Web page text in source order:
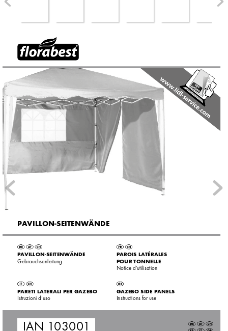
IAN 103001
PAVILLON-SEITENWÄNDE
PAVILLON-SEITENWÄNDE
Gebrauchsanleitung
PARETI LATERALI PER GAZEBO
Istruzioni d‘uso
PAROIS LATÉRALES
POUR TONNELLE
Notice d’utilisation
GAZEBO SIDE PANELS
Instructions for use